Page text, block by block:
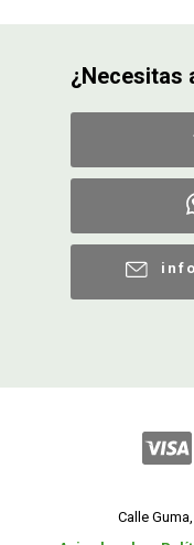
¿Necesitas
Calle